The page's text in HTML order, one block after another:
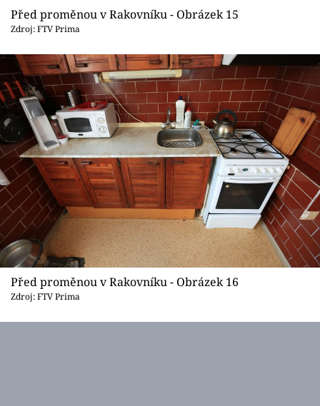
Před proměnou v Rakovníku - Obrázek 15
Zdroj: FTV Prima
Před proměnou v Rakovníku - Obrázek 16
Zdroj: FTV Prima